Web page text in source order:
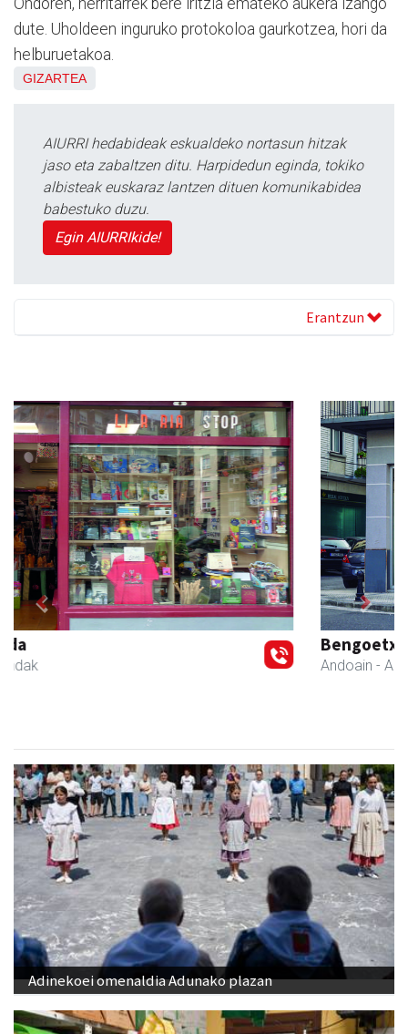
dute. Uholdeen inguruko protokoloa gaurkotzea, hori da
helburuetakoa.
GIZARTEA
AIURRI hedabideak eskualdeko nortasun hitzak
jaso eta zabaltzen ditu. Harpidedun eginda, tokiko
albisteak euskaraz lantzen dituen komunikabidea
babestuko duzu.
Egin AIURRIkide!
Erantzun
Bengoetxea autoeskola
Andoain
Previous Next
Adinekoei omenaldia Adunako plazan